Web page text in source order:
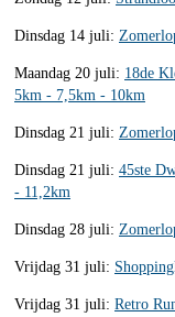
Dinsdag 14 juli:
Maandag 20 juli: 18de
5km - 7,5km - 10km
Dinsdag 21 juli:
Dinsdag 21 juli: 45ste
- 11,2km
Dinsdag 28 juli:
Vrijdag 31 juli:
Vrijdag 31 juli: Retro